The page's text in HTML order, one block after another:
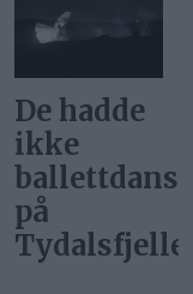
Vi kan
ikke møte
alle nye
nærings­
initiativer